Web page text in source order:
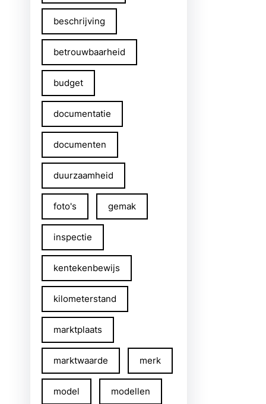
beschrijving
betrouwbaarheid
budget
documentatie
documenten
duurzaamheid
foto's gemak
inspectie
kentekenbewijs
kilometerstand
marktplaats
marktwaarde merk
model modellen